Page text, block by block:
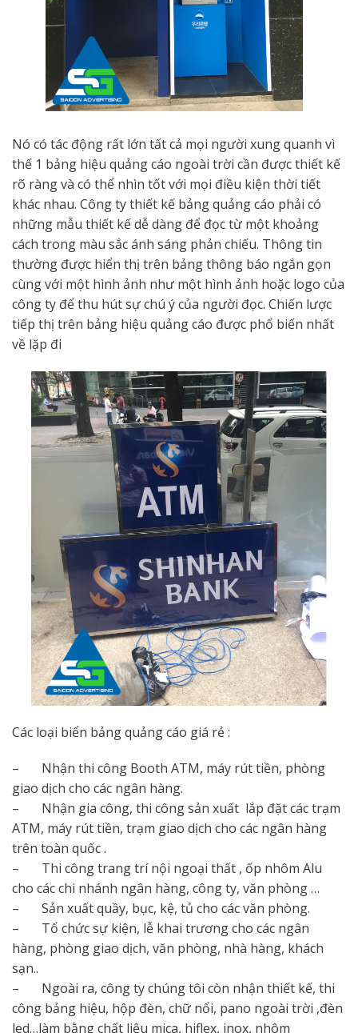
Nó có tác động rất lớn tất cả mọi người xung quanh vì
thế 1 bảng hiệu quảng cáo ngoài trời cần được thiết kế
rõ ràng và có thể nhìn tốt với mọi điều kiện thời tiết
khác nhau. Công ty thiết kế bảng quảng cáo phải có
những mẫu thiết kế dễ dàng để đọc từ một khoảng
cách trong màu sắc ánh sáng phản chiếu. Thông tin
thường được hiển thị trên bảng thông báo ngắn gọn
cùng với một hình ảnh như một hình ảnh hoặc logo của
công ty để thu hút sự chú ý của người đọc. Chiến lược
tiếp thị trên bảng hiệu quảng cáo được phổ biến nhất
về lặp đi
Các loại biển bảng quảng cáo giá rẻ :
– Nhận thi công Booth ATM, máy rút tiền, phòng
giao dịch cho các ngân hàng.
– Nhận gia công, thi công sản xuất lắp đặt các trạm
ATM, máy rút tiền, trạm giao dịch cho các ngân hàng
trên toàn quốc .
– Thi công trang trí nội ngoại thất , ốp nhôm Alu
cho các chi nhánh ngân hàng, công ty, văn phòng …
– Sản xuất quầy, bục, kệ, tủ cho các văn phòng.
– Tổ chức sự kiện, lễ khai trương cho các ngân
hàng, phòng giao dịch, văn phòng, nhà hàng, khách
sạn..
– Ngoài ra, công ty chúng tôi còn nhận thiết kế, thi
công bảng hiệu, hộp đèn, chữ nổi, pano ngoài trời ,đèn
led…làm bằng chất liệu mica, hiflex, inox, nhôm